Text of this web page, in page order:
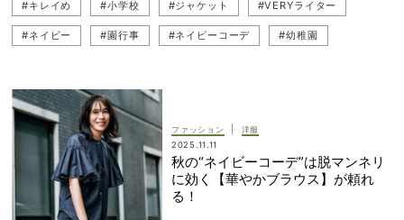
#キレイめ #小学校 #ジャケット #VERYライター
#ネイビー #園行事 #ネイビーコーデ #幼稚園
#スカートコーデ #母行事
#母行事コーデ ファッション
洋服
2025.11.11
秋の“ネイビーコーデ”は脱マンネリ
に効く【華やかブラウス】が頼れ
る！